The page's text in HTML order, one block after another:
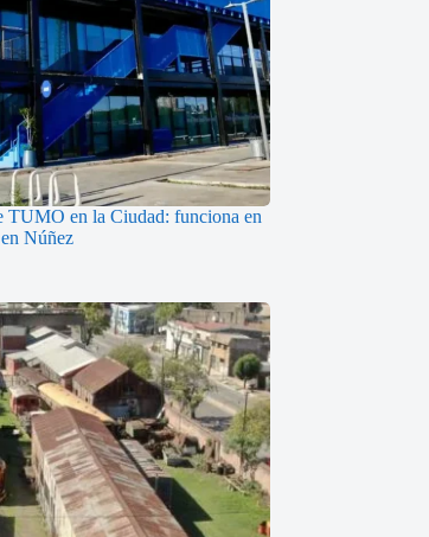
TUMO en la Ciudad: funciona en
Núñez